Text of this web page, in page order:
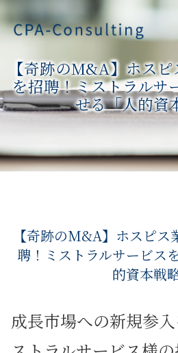
【奇跡のM&A】ホス
を招聘！ミストラルサ
せる「人的資
【奇跡のM&A】ホスピ
聘！ミストラルサービス
的資本戦略
成長市場への新規参